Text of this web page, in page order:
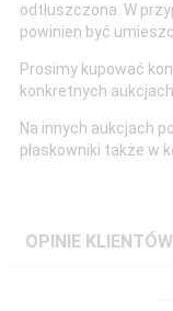
odtłuszczona. W
powinien być
Prosimy kupować
konkretnych
Na innych aukcjach
płaskowniki także w
OPINIE KLIENTÓW